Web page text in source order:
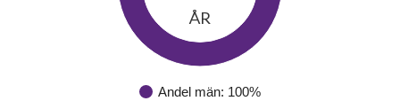
Andel män: 100%
ÅR